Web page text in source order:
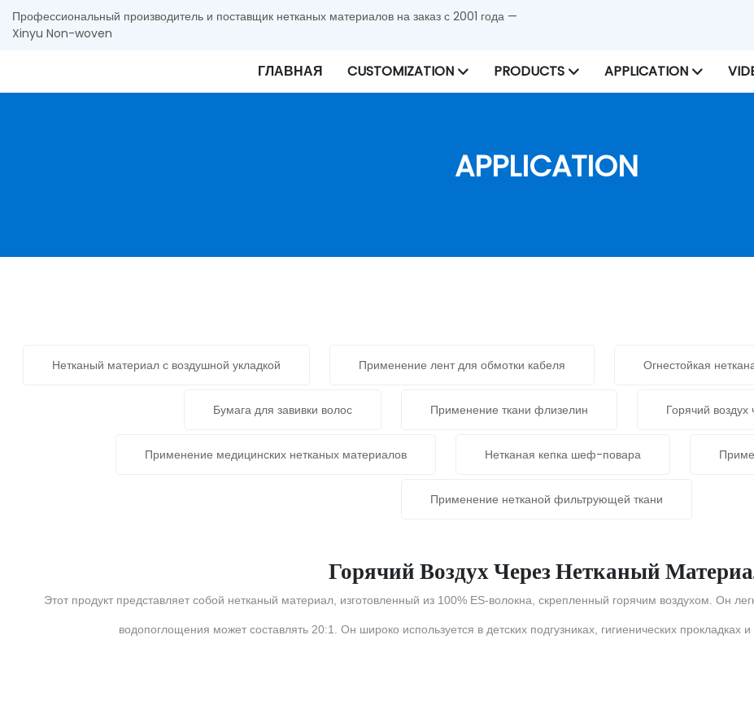
Профессиональный производитель и поставщик нетканых материалов на заказ с 2001 года —
Xinyu Non-woven
ГЛАВНАЯ CUSTOMIZATION PRODUCTS APPLICATION
APPLICATION
Нетканый материал с воздушной укладкой Применение лент для обмотки кабеля Огнестойкая
Бумага для завивки волос Применение ткани флизелин Горячий воздух
Применение медицинских нетканых материалов Нетканая кепка шеф-повара
Применение нетканой фильтрующей ткани
Горячий Воздух Через Нетканый
Этот продукт представляет собой нетканый материал, изготовленный из 100% ES-волокна, скрепленный горячим воздухом.
водопоглощения может составлять 20:1. Он широко используется в детских подгузниках, гигиенических прокладках